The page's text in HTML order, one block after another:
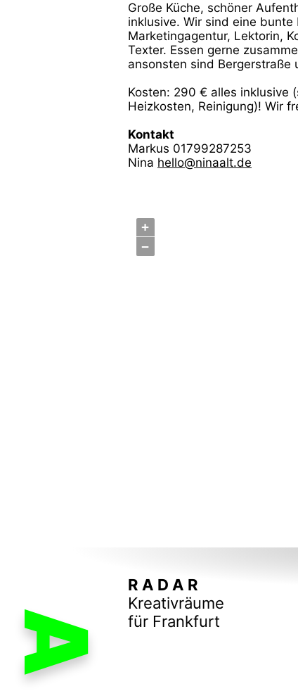
A
Große Küche, schöner
inklusive. Wir sind eine bunte
Marketingagentur, Lektorin,
Texter. Essen gerne
ansonsten sind Bergerstraße
Kosten: 290 € alles inklusive
Heizkosten, Reinigung)! Wir
Kontakt
Markus 01799287253
Nina hello@ninaalt.de
+
−
R A D A R
Kreativräume
für Frankfurt